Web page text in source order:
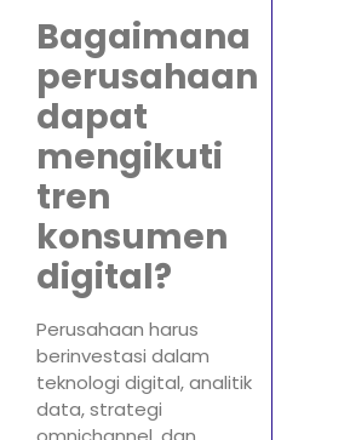
Bagaimana
perusahaan
dapat
mengikuti
tren
konsumen
digital?
Perusahaan harus
berinvestasi dalam
teknologi digital, analitik
data, strategi